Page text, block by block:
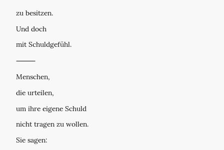
zu besitzen.
Und doch
mit Schuldgefühl.
⸻
Menschen,
die urteilen,
um ihre eigene Schuld
nicht tragen zu wollen.
Sie sagen: